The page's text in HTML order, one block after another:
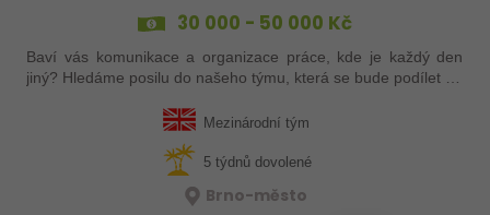
30 000 - 50 000 Kč
Baví vás komunikace a organizace práce, kde je každý den
jiný? Hledáme posilu do našeho týmu, která se bude podílet na
zahraničními dodavateli a…Mezinárodní tým
5 týdnů dovolené
Brno-město